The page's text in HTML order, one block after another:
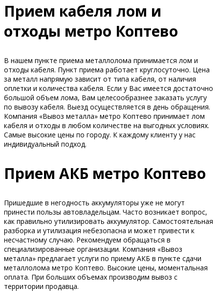
Прием кабеля лом и
отходы метро Коптево
В нашем пункте приема металлолома принимается лом и
отходы кабеля. Пункт приема работает круглосуточно. Цена
за металл напрямую зависит от типа кабеля, от наличия
оплетки и количества кабеля. Если у Вас имеется достаточно
большой объем лома, Вам целесообразнее заказать услугу
по вывозу кабеля. Выезд осуществляется в день обращения.
Компания «Вывоз металла» метро Коптево принимает лом
кабеля и отходы в любом количестве на выгодных условиях.
Самые высокие цены по городу. К каждому клиенту у нас
индивидуальный подход.
Прием АКБ метро Коптево
Пришедшие в негодность аккумуляторы уже не могут
принести пользы автовладельцам. Часто возникает вопрос,
как правильно утилизировать аккумулятор. Самостоятельная
разборка и утилизация небезопасна и может привести к
несчастному случаю. Рекомендуем обращаться в
специализированные организации. Компания «Вывоз
металла» предлагает услуги по приему АКБ в пункте сдачи
металлолома метро Коптево. Высокие цены, моментальная
оплата. При больших объемах производим вывоз с
территории продавца.